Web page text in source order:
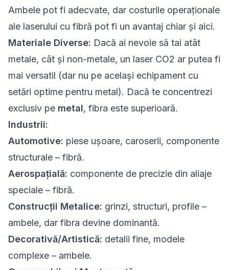
Ambele pot fi adecvate, dar costurile operaționale
ale laserului cu fibră pot fi un avantaj chiar și aici.
Materiale Diverse: Dacă ai nevoie să tai atât
metale, cât și non-metale, un laser CO2 ar putea fi
mai versatil (dar nu pe același echipament cu
setări optime pentru metal). Dacă te concentrezi
exclusiv pe metal, fibra este superioară.
Industrii:
Automotive: piese ușoare, caroserii, componente
structurale – fibră.
Aerospațială: componente de precizie din aliaje
speciale – fibră.
Construcții Metalice: grinzi, structuri, profile –
ambele, dar fibra devine dominantă.
Decorativă/Artistică: detalii fine, modele
complexe – ambele.